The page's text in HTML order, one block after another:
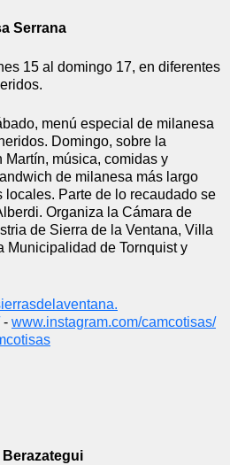
Serrana
15 al domingo 17, en diferentes
menú especial de milanesa
Domingo, sobre la
música, comidas y
de milanesa más largo
locales. Parte de lo recaudado se
Organiza la Cámara de
de Sierra de la Ventana, Villa
Municipalidad de Tornquist y
- www.instagram.com/camcotisas/